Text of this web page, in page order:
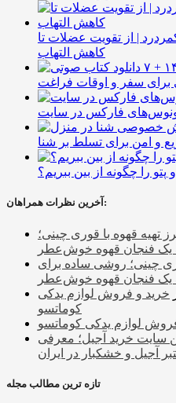
| از تقویت عضلات تا
کاهش التهاب
۷ کتاب صوتی برای تابستان ۱۴۰۴ +
برای سفر و اوقات فراغت
و امن برای تسلط بر شنا
را چگونه از بین ببریم؟
آخرین نظرات همراهان:
تهیه قهوه با قوری چینی؛
یک فنجان قهوه خوش‌عطر
چینی؛ روشی ساده برای
یک فنجان قهوه خوش‌عطر
خرید و فروش لوازم یدکی
کوماتسو
لوازم یدکی کوماتسو
سایت خرید آجیل؛ معرفی
تازه ترین مطالب مجله